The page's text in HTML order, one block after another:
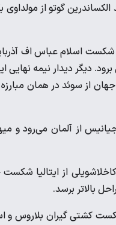
گوتو از مولداوی
بیسلطانوف دارنده مدال نقره جهان ۲۰۲۲ از دانمارک
دیگر دیدار نیمه نهایی
از سوئد در همان
از آلمان می‌رود و
از ایتالیا شکست
بالاتر برسد.
دارنده مدال طلای اروپا ۲۰۲۴، از روسیه با